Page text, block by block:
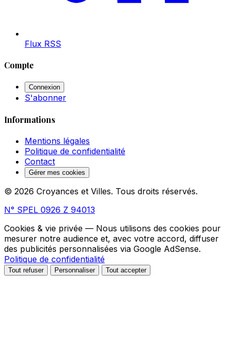
Flux RSS
Compte
Connexion
S'abonner
Informations
Mentions légales
Politique de confidentialité
Contact
Gérer mes cookies
© 2026 Croyances et Villes. Tous droits réservés.
N° SPEL 0926 Z 94013
Cookies & vie privée — Nous utilisons des cookies pour
mesurer notre audience et, avec votre accord, diffuser
des publicités personnalisées via Google AdSense.
Politique de confidentialité
Tout refuser Personnaliser Tout accepter